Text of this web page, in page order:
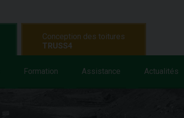
Formation Assistance Actualités
Conception des toitures
TRUSS4